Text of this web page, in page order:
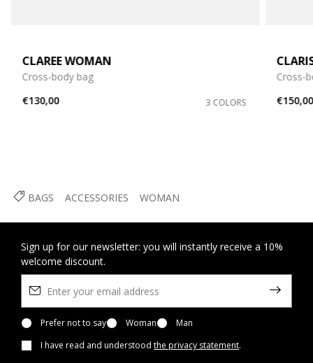
BAGS ACCESSORIES WOMAN
CLAREE WOMAN
Cross-body bag
€130,00
3 COLORS
Cross-
€150,00
Sign up for our newsletter: you will instantly receive a 10%
welcome discount.
Prefer not to say Woman
Man
I have read and understood the privacy statement.